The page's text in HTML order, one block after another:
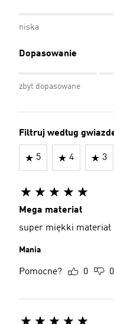
niska
Dopasowanie
zbyt dopasowane
Filtruj według
5 4 3
Mega materiał
super miękki
Mania
Pomocne? 0 0